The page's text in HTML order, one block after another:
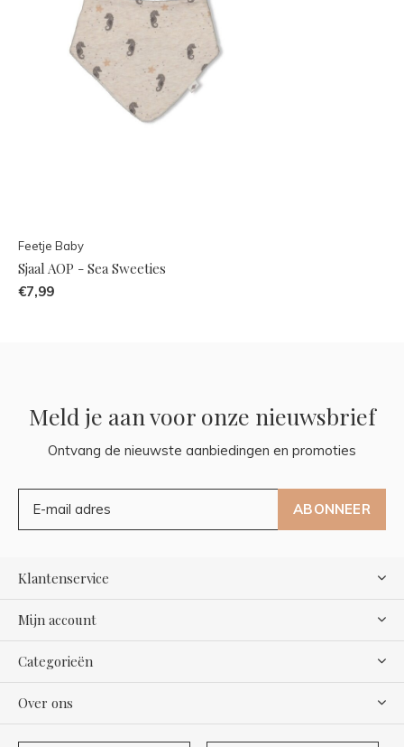
Feetje Baby
Sjaal AOP - Sea Sweeties
€7,99
Meld je aan voor onze nieuwsbrief
Ontvang de nieuwste aanbiedingen en promoties
ABONNEER
Klantenservice
Mijn account
Categorieën
Over ons